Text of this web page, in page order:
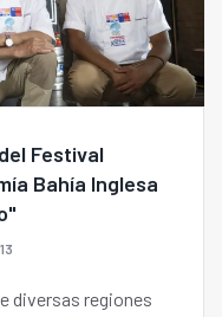
Festival
Bahía Inglesa
diversas regiones